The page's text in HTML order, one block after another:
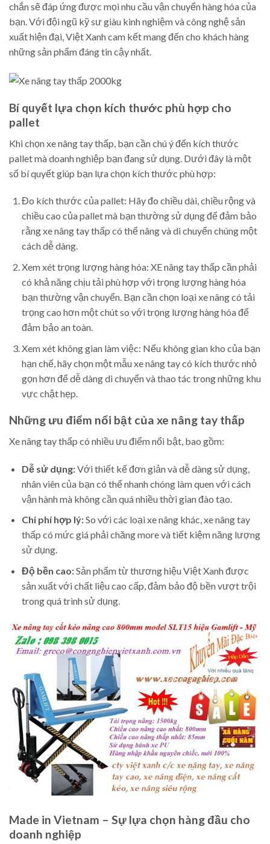
chắn sẽ đáp ứng được mọi nhu cầu vận chuyển hàng hóa của
bạn. Với đội ngũ kỹ sư giàu kinh nghiệm và công nghệ sản
xuất hiện đại, Việt Xanh cam kết mang đến cho khách hàng
những sản phẩm đáng tin cậy nhất.
Bí quyết lựa chọn kích thước phù hợp cho
pallet
Khi chọn xe nâng tay thấp, bạn cần chú ý đến kích thước
pallet mà doanh nghiệp bạn đang sử dụng. Dưới đây là một
số bí quyết giúp bạn lựa chọn kích thước phù hợp:
Đo kích thước của pallet: Hãy đo chiều dài, chiều rộng và
chiều cao của pallet mà bạn thường sử dụng để đảm bảo
rằng xe nâng tay thấp có thể nâng và di chuyển chúng một
cách dễ dàng.
Xem xét trọng lượng hàng hóa: XE nâng tay thấp cần phải
có khả năng chịu tải phù hợp với trọng lượng hàng hóa
bạn thường vận chuyển. Bạn cần chọn loại xe nâng có tải
trọng cao hơn một chút so với trọng lượng hàng hóa để
đảm bảo an toàn.
Xem xét không gian làm việc: Nếu không gian kho của bạn
hạn chế, hãy chọn một mẫu xe nâng tay có kích thước nhỏ
gọn hơn để dễ dàng di chuyển và thao tác trong những khu
vực chật hẹp.
Những ưu điểm nổi bật của xe nâng tay thấp
Xe nâng tay thấp có nhiều ưu điểm nổi bật, bao gồm:
Dễ sử dụng:Với thiết kế đơn giản và dễ dàng sử dụng,
nhân viên của bạn có thể nhanh chóng làm quen với cách
vận hành mà không cần quá nhiều thời gian đào tạo.
Chi phí hợp lý:So với các loại xe nâng khác, xe nâng tay
thấp có mức giá phải chăng more và tiết kiệm năng lượng
sử dụng.
Độ bền cao:Sản phẩm từ thương hiệu Việt Xanh được
sản xuất với chất liệu cao cấp, đảm bảo độ bền vượt trội
trong quá trình sử dụng.
Made in Vietnam – Sự lựa chọn hàng đầu cho
doanh nghiệp